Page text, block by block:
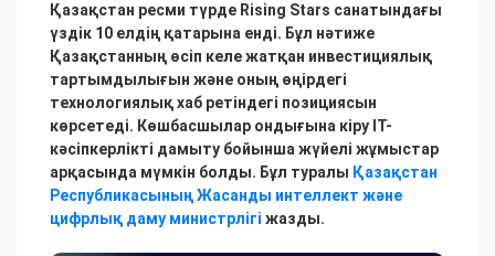
Қазақстан ресми түрде Rising Stars санатындағы
үздік 10 елдің қатарына енді. Бұл нәтиже
Қазақстанның өсіп келе жатқан инвестициялық
тартымдылығын және оның өңірдегі
технологиялық хаб ретіндегі позициясын
көрсетеді. Көшбасшылар ондығына кіру ІТ-
кәсіпкерлікті дамыту бойынша жүйелі жұмыстар
арқасында мүмкін болды. Бұл туралы Қазақстан
Республикасының Жасанды интеллект және
цифрлық даму министрлігі жазды.